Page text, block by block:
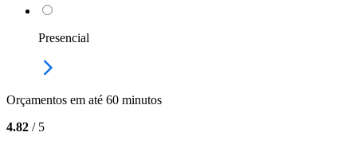
Presencial
Orçamentos em até 60 minutos
4.82 / 5